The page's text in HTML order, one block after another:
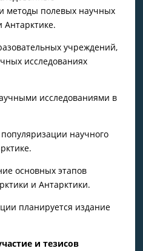
методы полевых научных
Антарктике.
учреждений,
исследованиях
исследованиями в
научного
основных этапов
и Антарктики.
планируется издание
и тезисов